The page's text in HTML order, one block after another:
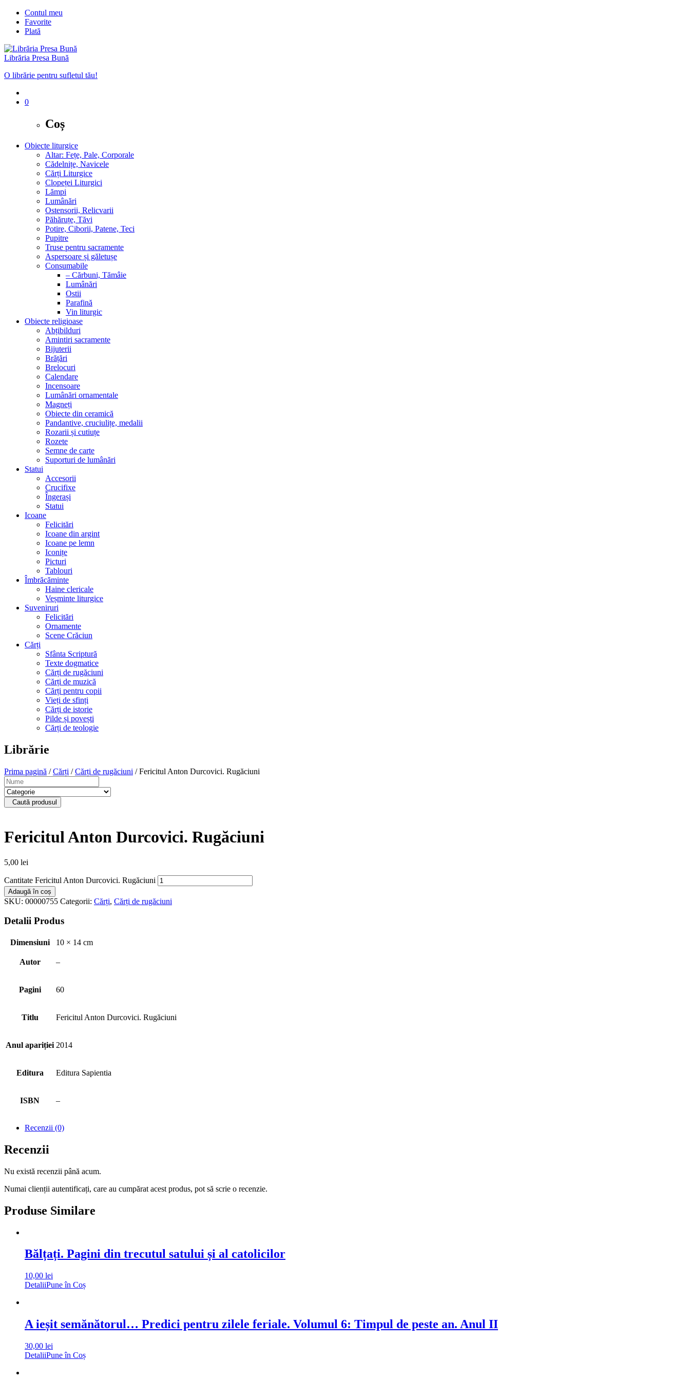
Contul meu
Favorite
Plată
Librăria Presa Bună
O librărie pentru sufletul tău!
0
Coș
Obiecte liturgice
Altar: Fețe, Pale, Corporale
Cădelnițe, Navicele
Cărți Liturgice
Clopeței Liturgici
Lămpi
Lumânări
Ostensorii, Relicvarii
Păhăruțe, Tăvi
Potire, Ciborii, Patene, Teci
Pupitre
Truse pentru sacramente
Aspersoare și găletușe
Consumabile
– Cărbuni, Tămâie
Lumânări
Ostii
Parafină
Vin liturgic
Obiecte religioase
Abțibilduri
Amintiri sacramente
Bijuterii
Brățări
Brelocuri
Calendare
Incensoare
Lumânări ornamentale
Magneți
Obiecte din ceramică
Pandantive, cruciulițe, medalii
Rozarii și cutiuțe
Rozete
Semne de carte
Suporturi de lumânări
Statui
Accesorii
Crucifixe
Îngerași
Statui
Icoane
Felicitări
Icoane din argint
Icoane pe lemn
Iconițe
Picturi
Tablouri
Îmbrăcăminte
Haine clericale
Veșminte liturgice
Suveniruri
Felicitări
Ornamente
Scene Crăciun
Cărți
Sfânta Scriptură
Texte dogmatice
Cărți de rugăciuni
Cărți de muzică
Cărți pentru copii
Vieți de sfinți
Cărți de istorie
Pilde și povești
Cărți de teologie
Librărie
Prima pagină /Cărți /Cărți de rugăciuni / Fericitul Anton Durcovici. Rugăciuni
Caută produsul
Fericitul Anton Durcovici. Rugăciuni
5,00 lei
Cantitate Fericitul Anton Durcovici. Rugăciuni
Adaugă în coș
SKU: 00000755 Categorii: Cărți, Cărți de rugăciuni
Detalii Produs
Dimensiuni 10 × 14 cm
Autor –
Pagini 60
Titlu Fericitul Anton Durcovici. Rugăciuni
Anul apariției 2014
Editura Editura Sapientia
ISBN –
Recenzii (0)
Recenzii
Nu există recenzii până acum.
Numai clienții autentificați, care au cumpărat acest produs, pot să scrie o recenzie.
Produse Similare
Bălțați. Pagini din trecutul satului și al catolicilor
10,00 lei
DetaliiPune în Coș
A ieșit semănătorul… Predici pentru zilele feriale. Volumul 6: Timpul de peste an. Anul II
30,00 lei
DetaliiPune în Coș